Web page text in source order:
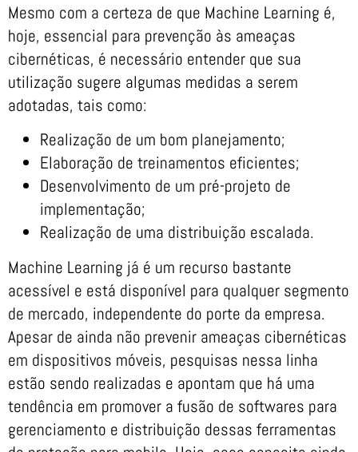
Mesmo com a certeza de que Machine Learning é,
hoje, essencial para prevenção às ameaças
cibernéticas, é necessário entender que sua
utilização sugere algumas medidas a serem
adotadas, tais como:
Realização de um bom planejamento;
Elaboração de treinamentos eficientes;
Desenvolvimento de um pré-projeto de
implementação;
Realização de uma distribuição escalada.
Machine Learning já é um recurso bastante
acessível e está disponível para qualquer segmento
de mercado, independente do porte da empresa.
Apesar de ainda não prevenir ameaças cibernéticas
em dispositivos móveis, pesquisas nessa linha
estão sendo realizadas e apontam que há uma
tendência em promover a fusão de softwares para
gerenciamento e distribuição dessas ferramentas